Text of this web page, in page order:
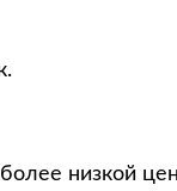
низкой